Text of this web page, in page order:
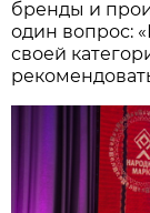
бренды и
один вопрос:
своей